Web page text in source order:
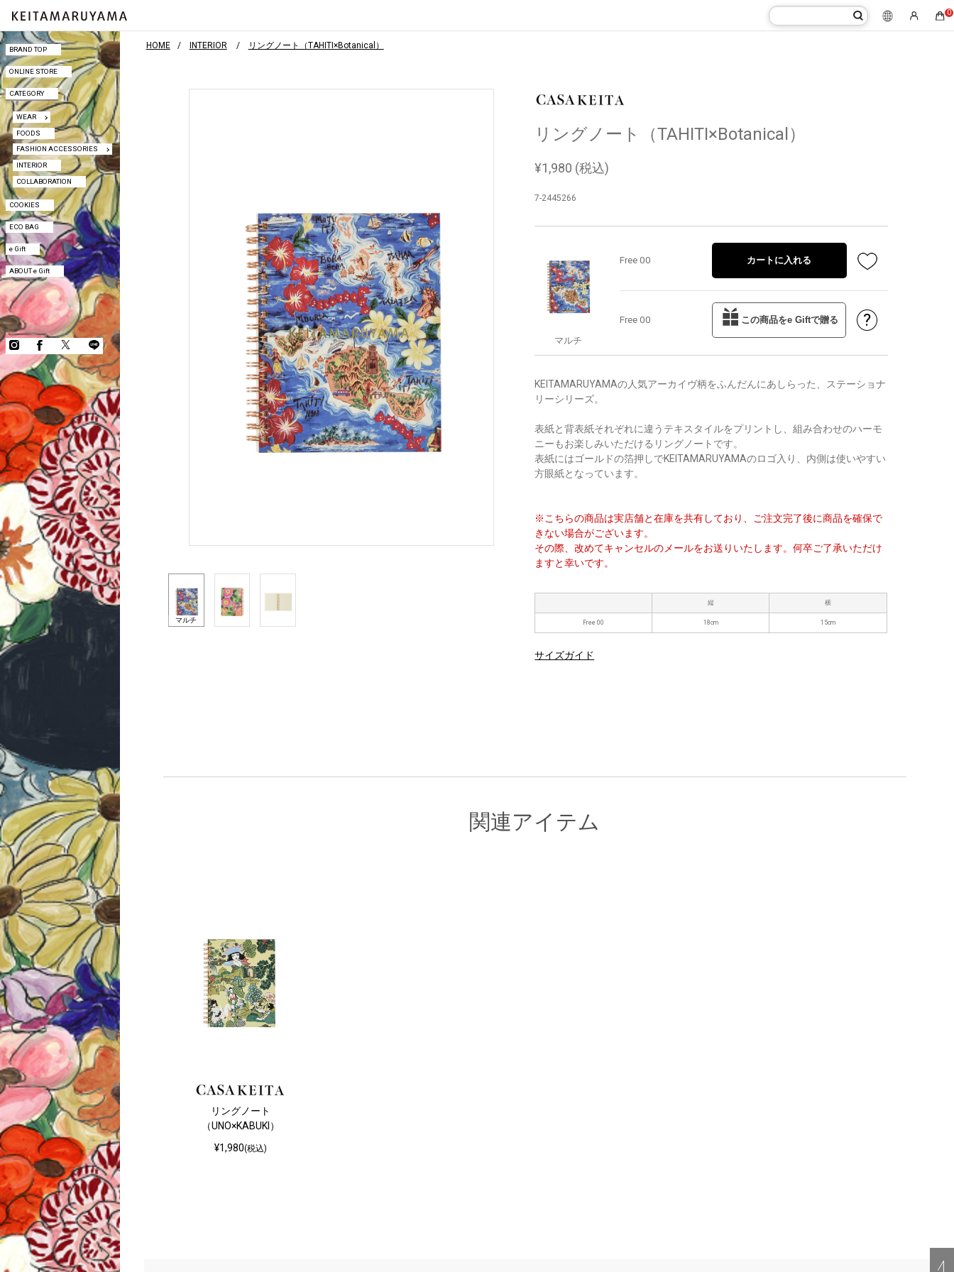
0
BRAND TOP
ONLINE STORE
CATEGORY
WEAR
FOODS
FASHION ACCESSORIES
INTERIOR
COLLABORATION
COOKIES
ECO BAG
e Gift
ABOUT e Gift
COPYRIGHT © KEITA MARUYAMA.
ALL RIGHTS RESERVED.
BRAND TOP
ONLINE STORE
CATEGORY
WEAR
FOODS
FASHION ACCESSORIES
INTERIOR
COLLABORATION
COOKIES
ECO BAG
e Gift
ABOUT e Gift
HOME INTERIOR リングノート（TAHITI×Botanical）
マルチ
リングノート（TAHITI×Botanical）
¥1,980 (税込)
7-2445266
マルチ
Free 00 カートに入れる
Free 00 この商品をe Giftで贈る ?
KEITAMARUYAMAの人気アーカイヴ柄をふんだんにあしらった、ステーショナ
リーシリーズ。
表紙と背表紙それぞれに違うテキスタイルをプリントし、組み合わせのハーモ
ニーもお楽しみいただけるリングノートです。
表紙にはゴールドの箔押しでKEITAMARUYAMAのロゴ入り、内側は使いやすい
方眼紙となっています。
※こちらの商品は実店舗と在庫を共有しており、ご注文完了後に商品を確保で
きない場合がございます。
その際、改めてキャンセルのメールをお送りいたします。何卒ご了承いただけ
ますと幸いです。
縦 横
Free 00 18cm 15cm
サイズガイド
関連アイテム
リングノート
（UNO×KABUKI）
¥1,980(税込)